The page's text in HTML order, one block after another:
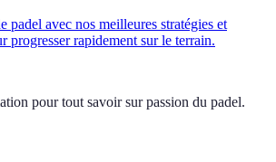
padel avec nos meilleures stratégies et
progresser rapidement sur le terrain.
pour tout savoir sur passion du padel.